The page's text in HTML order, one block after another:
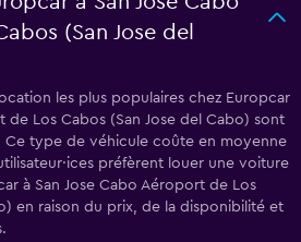
(San Jose del
les plus populaires chez Europcar
de Los Cabos (San Jose del Cabo) sont
Ce type de véhicule coûte en moyenne
préfèrent louer une voiture
à San Jose Cabo Aéroport de Los
en raison du prix, de la disponibilité et